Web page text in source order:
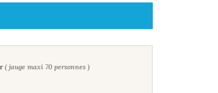
( jauge maxi 70 personnes )